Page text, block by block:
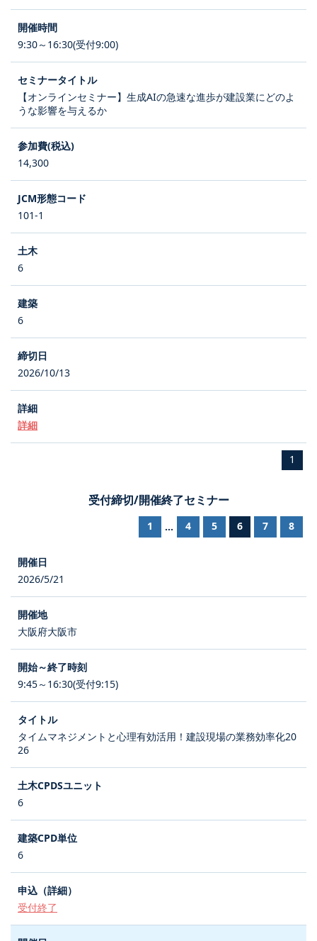
9:30～16:30(受付9:00)
【オンラインセミナー】生成AIの急速な進歩が建設業にどのよ
うな影響を与えるか
14,300
101-1
6
6
2026/10/13
詳細
1
受付締切/開催終了セミナー
1 ... 4 5 6 7 8
2026/5/21
大阪府大阪市
9:45～16:30(受付9:15)
タイムマネジメントと心理有効活用！建設現場の業務効率化20
26
6
6
受付終了